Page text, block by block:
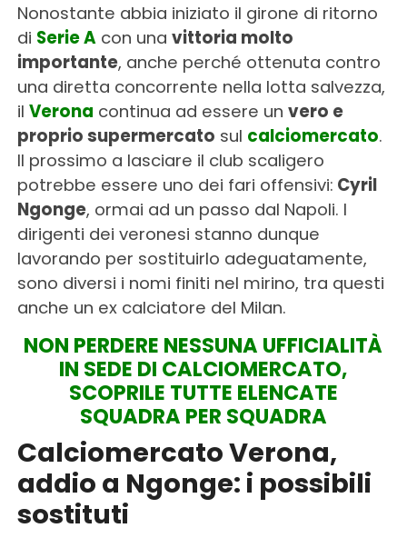
Nonostante abbia iniziato il girone di ritorno
di Serie Acon una vittoria molto
importante, anche perché ottenuta contro
una diretta concorrente nella lotta salvezza,
il Verona continua ad essere un vero e
proprio supermercato sul calciomercato.
Il prossimo a lasciare il club scaligero
potrebbe essere uno dei fari offensivi: Cyril
Ngonge, ormai ad un passo dal Napoli. I
dirigenti dei veronesi stanno dunque
lavorando per sostituirlo adeguatamente,
sono diversi i nomi finiti nel mirino, tra questi
anche un ex calciatore del Milan.
NON PERDERE NESSUNA UFFICIALITÀ
IN SEDE DI CALCIOMERCATO,
SCOPRILE TUTTE ELENCATE
SQUADRA PER SQUADRA
Calciomercato Verona,
addio a Ngonge: i possibili
sostituti